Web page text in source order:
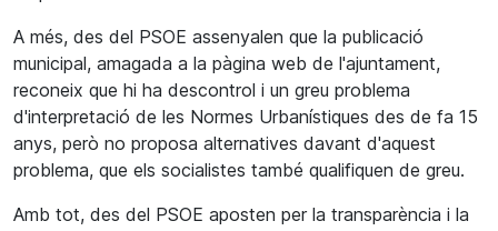
A més, des del PSOE assenyalen que la publicació
municipal, amagada a la pàgina web de l'ajuntament,
reconeix que hi ha descontrol i un greu problema
d'interpretació de les Normes Urbanístiques des de fa 15
anys, però no proposa alternatives davant d'aquest
problema, que els socialistes també qualifiquen de greu.
Amb tot, des del PSOE aposten per la transparència i la